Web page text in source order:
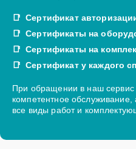
Сертификат
Сертификаты на
Сертификаты на
Сертификат у каждого
При обращении в наш сервис
компетентное
все виды работ и